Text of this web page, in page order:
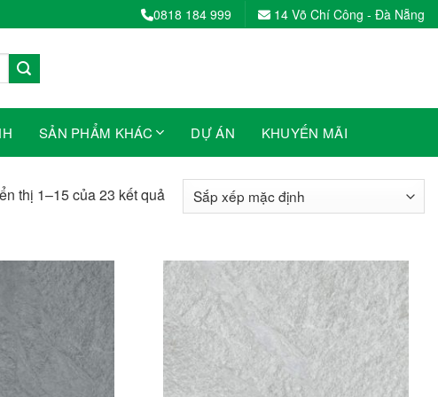
0818 184 999 14 Võ Chí Công - Đà Nẵng
SẢN PHẨM KHÁC DỰ ÁN KHUYẾN MÃI
thị 1–15 của 23 kết quả